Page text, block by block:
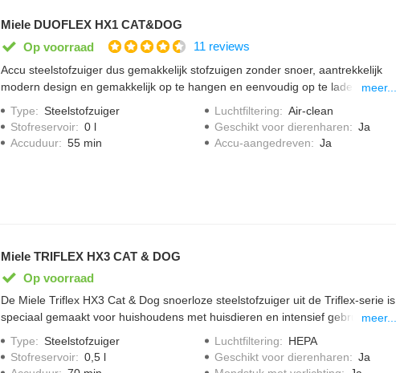
Miele DUOFLEX HX1 CAT&DOG
Op voorraad
11 reviews
Accu steelstofzuiger dus gemakkelijk stofzuigen zonder snoer, aantrekkelijk
modern design en gemakkelijk op te hangen en eenvoudig op te laden,
accuduur van 17 minuten en 12 minuten in de "max vermogen" stand,
krachtig en efficient vermogen van 210 watt, stofreservoir gemakkelijk te
legen door easyclean system, twee -traps filtersysteem, inclusief een hand-
meer...
Type: Steelstofzuiger
Stofreservoir: 0 l
Accuduur: 55 min
Luchtfiltering: Air-clean
Geschikt voor dierenharen: Ja
Accu-aangedreven: Ja
Miele TRIFLEX HX3 CAT & DOG
Op voorraad
De Miele Triflex HX3 Cat & Dog snoerloze steelstofzuiger uit de Triflex-serie is
speciaal gemaakt voor huishoudens met huisdieren en intensief gebruik. Met
FloorDetect herkent het vloertype en past het vermogen automatisch aan. De
Boostmodus helpt bij hardnekkig vuil dat extra kracht vraagt. BrilliantLight laat
meer...
Type: Steelstofzuiger
Stofreservoir: 0,5 l
Luchtfiltering: HEPA
Geschikt voor dierenharen: Ja